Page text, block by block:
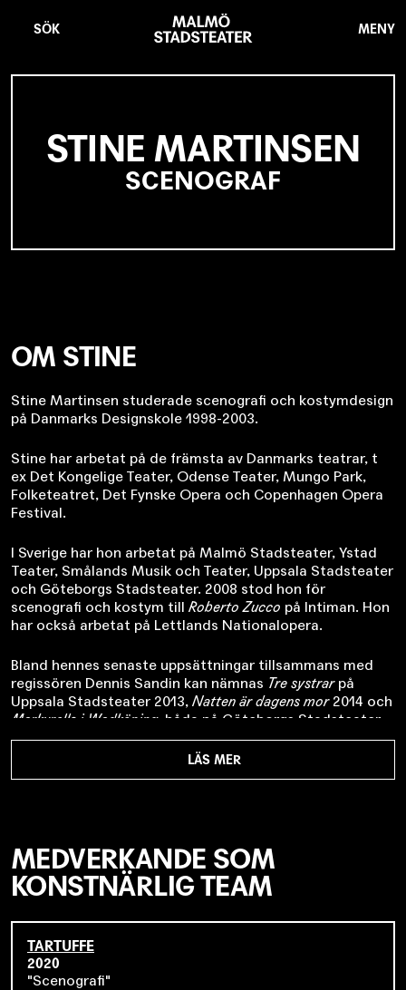
SÖK
Stadsteater
MENY
STINE MARTINSEN
SCENOGRAF
OM STINE
Stine Martinsen studerade scenografi och kostymdesign
på Danmarks Designskole 1998-2003.
Stine har arbetat på de främsta av Danmarks teatrar, t
ex Det Kongelige Teater, Odense Teater, Mungo Park,
Folketeatret, Det Fynske Opera och Copenhagen Opera
Festival.
I Sverige har hon arbetat på Malmö Stadsteater, Ystad
Teater, Smålands Musik och Teater, Uppsala Stadsteater
och Göteborgs Stadsteater. 2008 stod hon för
scenografi och kostym till Roberto Zucco på Intiman. Hon
har också arbetat på Lettlands Nationalopera.
Bland hennes senaste uppsättningar tillsammans med
regissören Dennis Sandin kan nämnas Tre systrarpå
Uppsala Stadsteater 2013, Natten är dagens mor2014 och
Markurells i Wadköping, båda på Göteborgs Stadsteater.
LÄS MER
MEDVERKANDE SOM
KONSTNÄRLIG TEAM
TARTUFFE
2020
Scenografi